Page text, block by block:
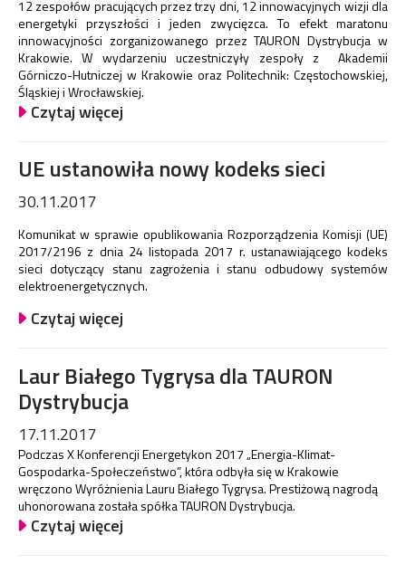
12 zespołów pracujących przez trzy dni, 12 innowacyjnych wizji dla
energetyki przyszłości i jeden zwycięzca. To efekt maratonu
innowacyjności zorganizowanego przez TAURON Dystrybucja w
Krakowie. W wydarzeniu uczestniczyły zespoły z Akademii
Górniczo-Hutniczej w Krakowie oraz Politechnik: Częstochowskiej,
Śląskiej i Wrocławskiej.
Czytaj więcej
UE ustanowiła nowy kodeks sieci
30.11.2017
Komunikat w sprawie opublikowania Rozporządzenia Komisji (UE)
2017/2196 z dnia 24 listopada 2017 r. ustanawiającego kodeks
sieci dotyczący stanu zagrożenia i stanu odbudowy systemów
elektroenergetycznych.
Czytaj więcej
Laur Białego Tygrysa dla TAURON
Dystrybucja
17.11.2017
Podczas X Konferencji Energetykon 2017 „Energia-Klimat-
Gospodarka-Społeczeństwo”, która odbyła się w Krakowie
wręczono Wyróżnienia Lauru Białego Tygrysa. Prestiżową nagrodą
uhonorowana została spółka TAURON Dystrybucja.
Czytaj więcej